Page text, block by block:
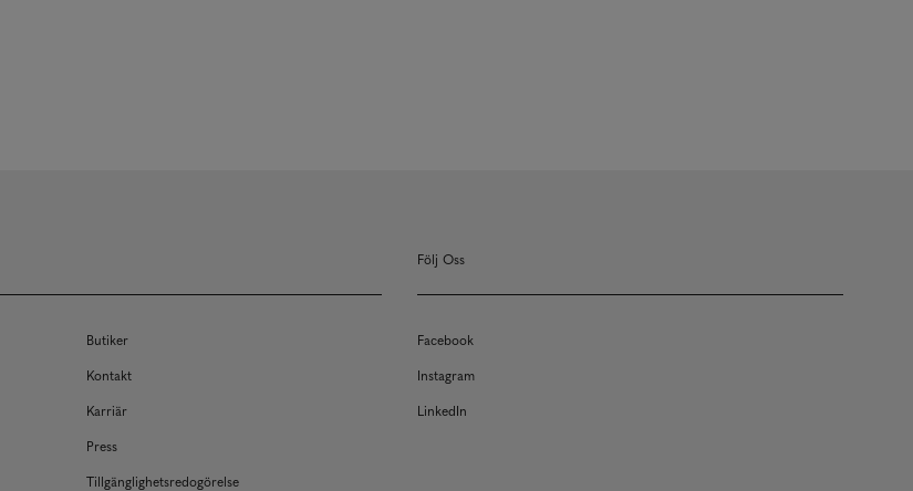
Butiker
Kontakt
Karriär
Press
Tillgänglighetsredogörelse
Följ Oss
Facebook
Instagram
LinkedIn